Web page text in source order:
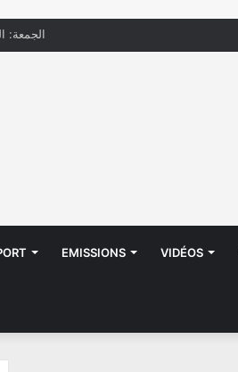
الجمعة:
EMISSIONS VIDÉOS